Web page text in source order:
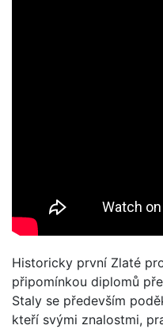
Historicky první Zlaté
připomínkou diplomů
Staly se především
kteří svými znalostmi,